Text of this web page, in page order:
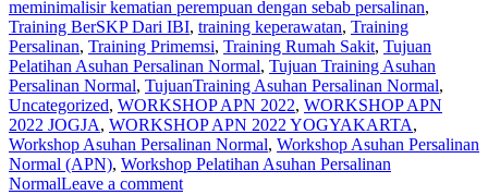
meminimalisir kematian perempuan dengan sebab persalinan,
Training BerSKP Dari IBI, training keperawatan, Training
Persalinan, Training Primemsi, Training Rumah Sakit, Tujuan
Pelatihan Asuhan Persalinan Normal, Tujuan Training Asuhan
Persalinan Normal, TujuanTraining Asuhan Persalinan Normal,
Uncategorized, WORKSHOP APN 2022, WORKSHOP APN
2022 JOGJA, WORKSHOP APN 2022 YOGYAKARTA,
Workshop Asuhan Persalinan Normal, Workshop Asuhan Persalinan
Normal (APN), Workshop Pelatihan Asuhan Persalinan
NormalLeave a comment